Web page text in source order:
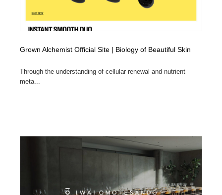
Grown Alchemist Official Site | Biology of Beautiful Skin
Through the understanding of cellular renewal and nutrient
meta...